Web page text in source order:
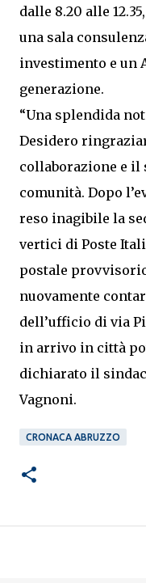
dalle 8.20 alle
una sala
investimento e un
generazione.
“Una splendida
Desidero
collaborazione e
comunità. Dopo
reso inagibile la
vertici di Poste
postale
nuovamente
dell’ufficio di via
in arrivo in città
dichiarato il
Vagnoni.
CRONACA ABRUZZO